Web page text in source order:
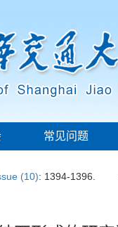
常见问题
(10): 1394-1396.